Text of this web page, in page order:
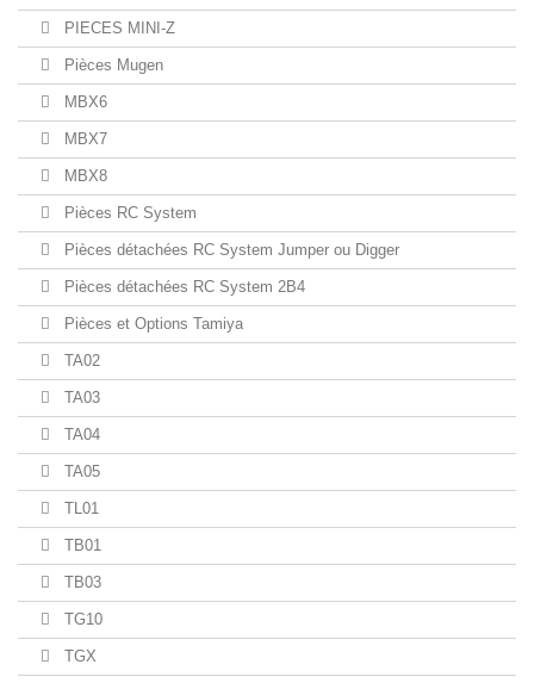
PIECES MINI-Z
Pièces Mugen
MBX6
MBX7
MBX8
Pièces RC System
Pièces détachées RC System Jumper ou Digger
Pièces détachées RC System 2B4
Pièces et Options Tamiya
TA02
TA03
TA04
TA05
TL01
TB01
TB03
TG10
TGX